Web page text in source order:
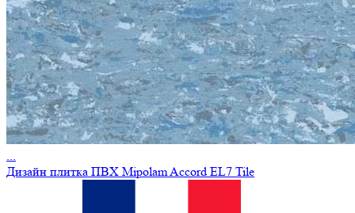
...
Дизайн плитка ПВХ Mipolam Accord EL7 Tile